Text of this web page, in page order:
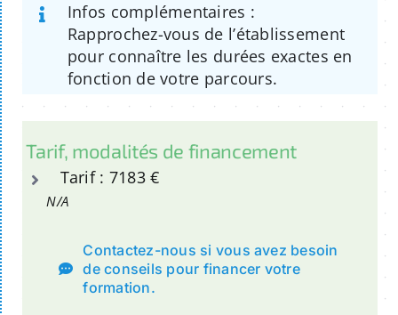
Infos complémentaires :
Rapprochez-vous de l’établissement
pour connaître les durées exactes en
fonction de votre parcours.
Tarif, modalités de financement
Tarif : 7183 €
N/A
Contactez-nous si vous avez besoin
de conseils pour financer votre
formation.